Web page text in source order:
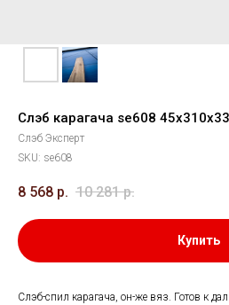
Слэб карагача se608
Слэб Эксперт
SKU: se608
8 568 р. 10 281 р.
Купить
Слэб-спил карагача, он-же вяз. Готов к